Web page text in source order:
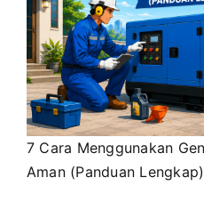
7 Cara Menggunakan
Aman (Panduan Lengkap)